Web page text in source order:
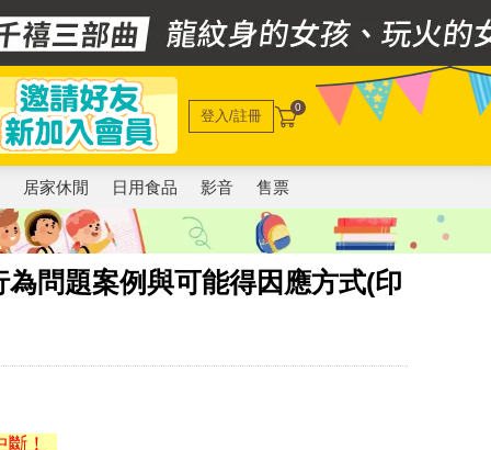
登入/註冊 0
居家休閒 日用食品 影音 售票
問題案例與可能得因應方式(印
！